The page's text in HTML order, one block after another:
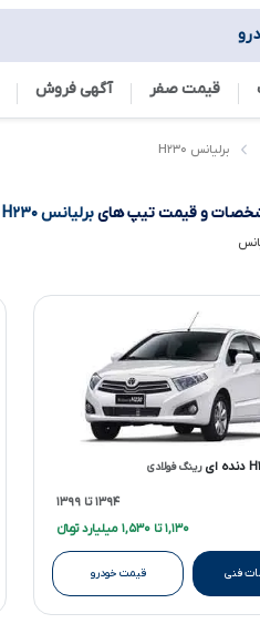
قیمت صفر آگهی فروش
برلیانس H۲۳۰
و قیمت تیپ هایبرلیانس H۲۳۰
رینگ فولادی
۱۳۹۴ تا ۱۳۹۹
۱,۱۳۰ تا ۱,۵۳۰ میلیارد تومانءءء
فنی قیمت خودرو